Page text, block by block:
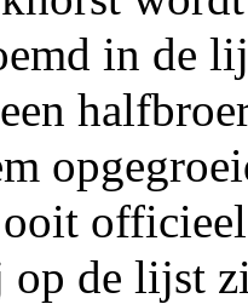
in de
ooit
de lijst